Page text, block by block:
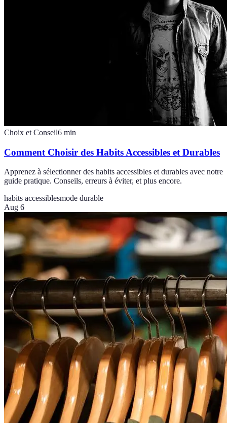
Choix et Conseil6 min
Comment Choisir des Habits Accessibles et Durables
Apprenez à sélectionner des habits accessibles et durables avec notre
guide pratique. Conseils, erreurs à éviter, et plus encore.
habits accessiblesmode durable
Aug 6